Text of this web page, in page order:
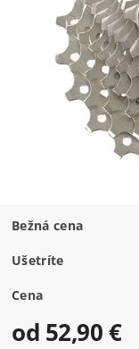
Bežná cena
Ušetríte
Cena
od 52,90 €